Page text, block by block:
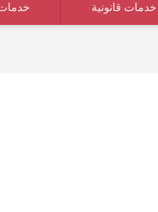
خدمات قانونية